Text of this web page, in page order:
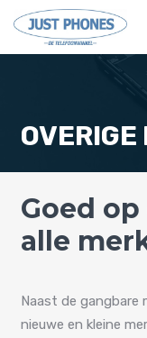
OVERIGE
Goed
alle
Naast de gangbare
nieuwe en kleine